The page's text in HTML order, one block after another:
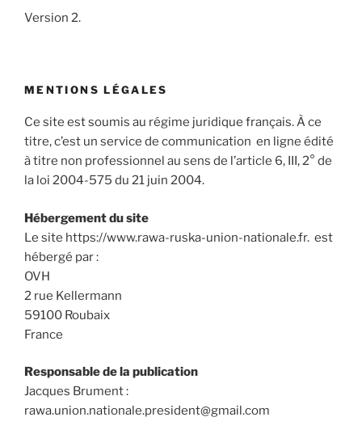
Version 2.
MENTIONS LÉGALES
Ce site est soumis au régime juridique français. À ce
titre, c’est un service de communication en ligne édité
à titre non professionnel au sens de l’article 6, III, 2° de
la loi 2004-575 du 21 juin 2004.
Hébergement du site
Le site https://www.rawa-ruska-union-nationale.fr. est
hébergé par :
OVH
2 rue Kellermann
59100 Roubaix
France
Responsable de la publication
Jacques Brument :
rawa.union.nationale.president@gmail.com